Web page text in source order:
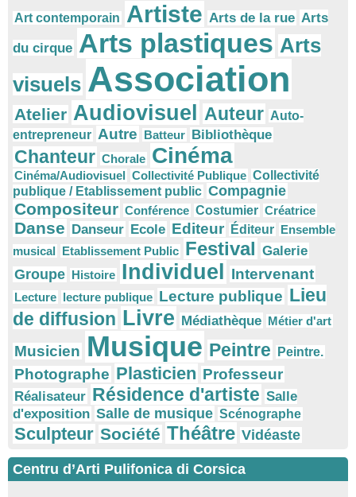
Art contemporain Artiste Arts de la rue Arts
du cirque Arts plastiques Arts
visuels Association
Atelier Audiovisuel Auteur Auto-
entrepreneur Autre Batteur Bibliothèque
Chanteur Chorale Cinéma
Cinéma/Audiovisuel Collectivité Publique Collectivité
publique / Etablissement public Compagnie
Compositeur Conférence Costumier Créatrice
Danse Danseur Ecole Editeur Éditeur Ensemble
musical Etablissement Public Festival Galerie
Groupe Histoire Individuel Intervenant
Lecture lecture publique Lecture publique Lieu
de diffusion Livre Médiathèque Métier d'art
Musicien Musique Peintre Peintre.
Photographe Plasticien Professeur
Réalisateur Résidence d'artiste Salle
d'exposition Salle de musique Scénographe
Sculpteur Société Théâtre Vidéaste
Centru d’Arti Pulifonica di Corsica